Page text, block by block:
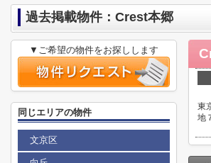
過去掲載物件：Crest本郷
東
地
▼ご希望の物件をお探しします
同じエリアの物件
文京区